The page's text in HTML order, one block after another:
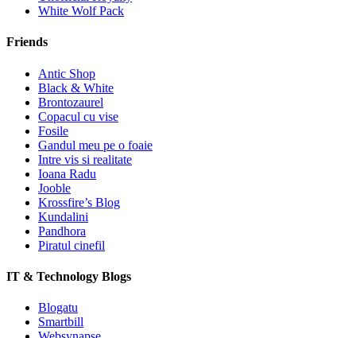
White Wolf Pack
Friends
Antic Shop
Black & White
Brontozaurel
Copacul cu vise
Fosile
Gandul meu pe o foaie
Intre vis si realitate
Ioana Radu
Jooble
Krossfire’s Blog
Kundalini
Pandhora
Piratul cinefil
IT & Technology Blogs
Blogatu
Smartbill